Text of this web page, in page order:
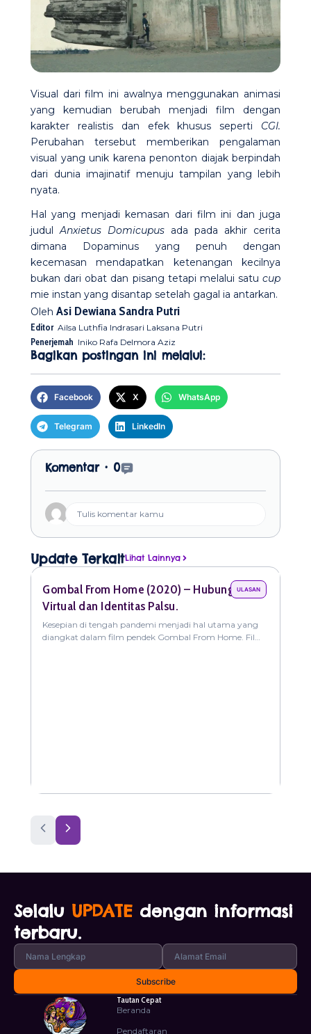
Visual dari film ini awalnya menggunakan animasi
yang kemudian berubah menjadi film dengan
karakter realistis dan efek khusus seperti CGI.
Perubahan tersebut memberikan pengalaman
visual yang unik karena penonton diajak berpindah
dari dunia imajinatif menuju tampilan yang lebih
nyata.
Hal yang menjadi kemasan dari film ini dan juga
judulAnxietus Domicupus ada pada akhir cerita
dimana Dopaminus yang penuh dengan
kecemasan mendapatkan ketenangan kecilnya
bukan dari obat dan pisang tetapi melalui satu cup
mie instan yang disantap setelah gagal ia antarkan.
Oleh Asi Dewiana Sandra Putri
Editor Ailsa Luthfia Indrasari Laksana Putri
Penerjemah Iniko Rafa Delmora Aziz
Bagikan postingan ini melalui:
Facebook X WhatsApp
Telegram LinkedIn
Komentar • 0
Tulis komentar kamu
Open Comments
Update TerkaitLihat Lainnya
Gombal From Home (2020) – Hubungan
Virtual dan Identitas Palsu.
Kesepian di tengah pandemi menjadi hal utama yang
diangkat dalam film pendek Gombal From Home. Film
ULASAN
Selalu UPDATE dengan informasi
terbaru.
Tautan Cepat
Beranda
Pendaftaran